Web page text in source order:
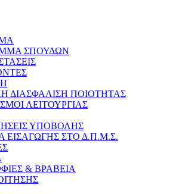
ΣΠΟΥΔΩΝ
ΔΙΑΣΦΑΛΙΣΗ ΠΟΙΟΤΗΤΑΣ
ΛΕΙΤΟΥΡΓΙΑΣ
ΥΠΟΒΟΛΗΣ
ΕΙΣΑΓΩΓΗΣ ΣΤΟ Δ.Π.Μ.Σ.
& ΒΡΑΒΕΙΑ